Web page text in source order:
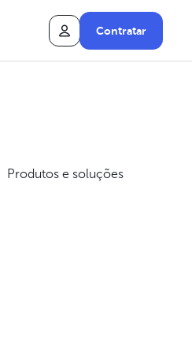
Contratar
Produtos e soluções